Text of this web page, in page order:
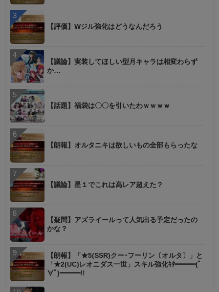
【評価】Wジル強化はどうなんだろう
【議論】実装してほしい型月キャラは相変わらず
か…
【話題】福袋は〇〇を引いたわｗｗｗｗ
【朗報】オルタニキは欲しいもの全部もらったな
【議論】星１でこれは高レア超えた？
【疑問】アズライールって人気出る予定だったの
かな？
【朗報】「★5(SSR)クー･フーリン〔オルタ〕」と
「★2(UC)レオニダス一世」スキル強化ｷﾀ━━━(ﾟ
∀ﾟ)━━━!!